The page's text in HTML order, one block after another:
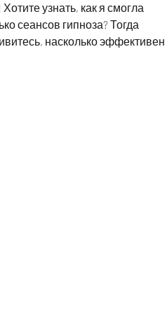
узнать, как я смогла
сеансов гипноза? Тогда
насколько эффективен